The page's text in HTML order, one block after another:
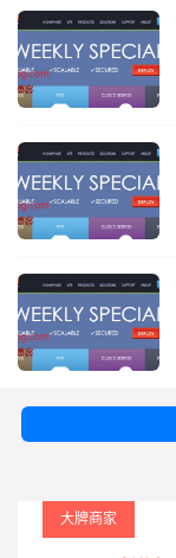
大牌商家